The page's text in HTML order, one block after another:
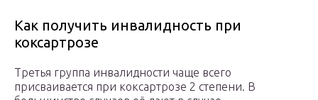
Как получить инвалидность при
коксартрозе
Третья группа инвалидности чаще всего
присваивается при коксартрозе 2 степени. В